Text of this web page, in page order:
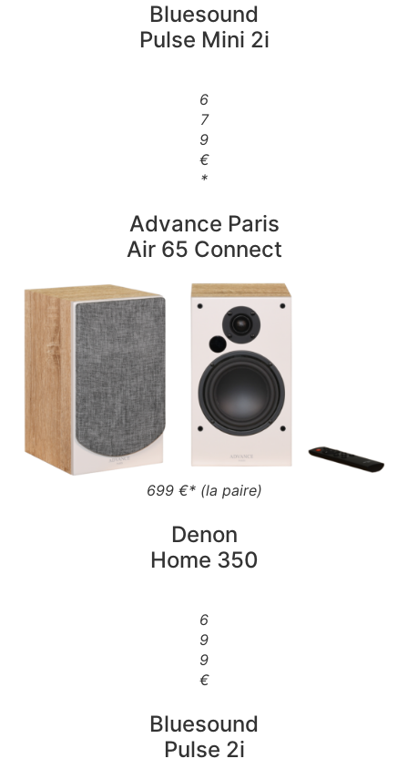
Bluesound
Pulse Mini 2i
6
7
9
€
*
Advance Paris
Air 65 Connect
699 €* (la paire)
Denon
Home 350
6
9
9
€
Bluesound
Pulse 2i